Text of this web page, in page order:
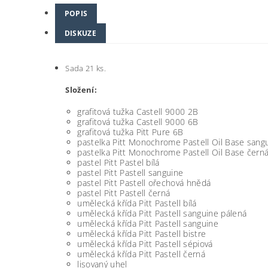
POPIS
DISKUZE
Sada 21 ks.
Složení:
grafitová tužka Castell 9000 2B
grafitová tužka Castell 9000 6B
grafitová tužka Pitt Pure 6B
pastelka Pitt Monochrome Pastell Oil Base
pastelka Pitt Monochrome Pastell Oil Base černá
pastel Pitt Pastel bílá
pastel Pitt Pastell sanguine
pastel Pitt Pastell ořechová hnědá
pastel Pitt Pastell černá
umělecká křída Pitt Pastell bílá
umělecká křída Pitt Pastell sanguine pálená
umělecká křída Pitt Pastell sanguine
umělecká křída Pitt Pastell bistre
umělecká křída Pitt Pastell sépiová
umělecká křída Pitt Pastell černá
lisovaný uhel